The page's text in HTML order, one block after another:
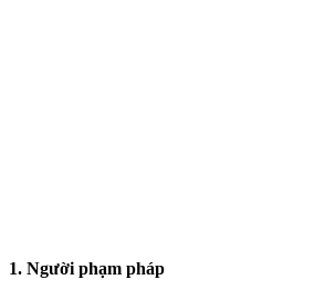
1. Người phạm pháp